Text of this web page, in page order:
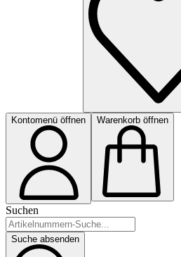
Kontomenü öffnen Warenkorb öffnen
Suchen
Suche absenden